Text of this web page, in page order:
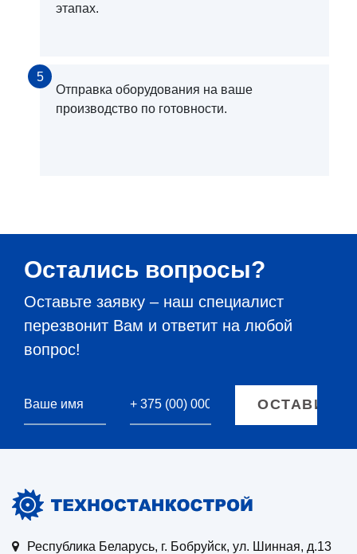
этапах.
5
Отправка оборудования на ваше
производство по готовности.
Остались вопросы?
Оставьте заявку – наш специалист
перезвонит Вам и ответит на любой
вопрос!
Республика Беларусь, г. Бобруйск, ул. Шинная, д.13